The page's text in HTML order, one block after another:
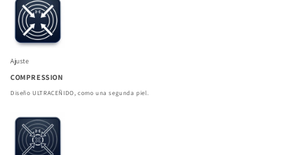
Ajuste
COMPRESSION
Diseño ULTRACEÑIDO, como una segunda piel.